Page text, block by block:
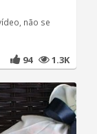
não se
94 1.3K